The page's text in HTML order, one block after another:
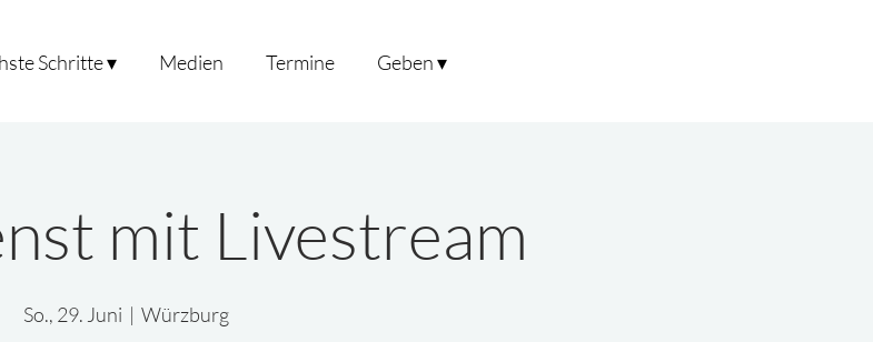
Schritte ▾ Medien Termine Geben ▾
mit Livestream
So., 29. Juni
  |
Würzburg